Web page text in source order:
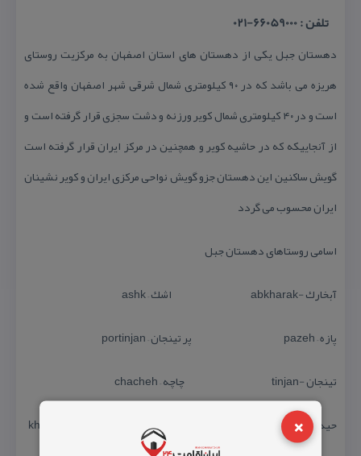
×
تلفن : 66059000-021
دهستان جبل یكی از دهستان های استان اصفهان به مركزیت روستای
هریزه می باشد كه در ۹۰ كیلومتری شمال شرقی شهر اصفهان واقع شده
است و در ۴۰ كیلومتری شمال كویر ورزنه و دشت سجزی قرار گرفته است و
از آنجاییكه كه در حاشیه كویر و همچنین در مركز ایران قرار گرفته است
گویش ساكنین این دهستان جزو گویش نواحی مركزی ایران و كویر نشینان
ایران محسوب می گردد
اسامی روستاهای دهستان جبل
آبخارك -abkharak اشك – ashk
پازه – pazeh پر تینجان – portinjan
تینجان -tinjan چاچه – chacheh
حیدرآباد -heydar abad خداقرضان -khoda gharzan